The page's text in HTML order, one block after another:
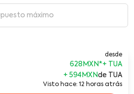
desde
628MXN*
+ 594MXNde TUA
Visto hace: 12 horas atrás